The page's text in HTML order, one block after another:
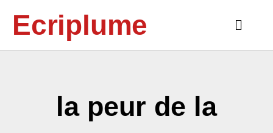
contenuEcriplume
Main
la peur de la